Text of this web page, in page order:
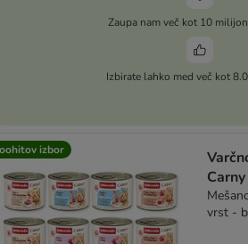
Zaupa nam več kot 10
Izbirate lahko med več kot
izbor
vrst -